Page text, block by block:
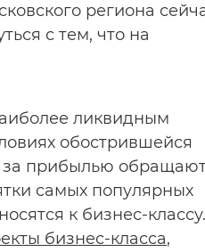
региона
с тем, что на
ликвидным
обострившейся
за прибылью
самых популярных
к бизнес-классу.
бизнес-класса,